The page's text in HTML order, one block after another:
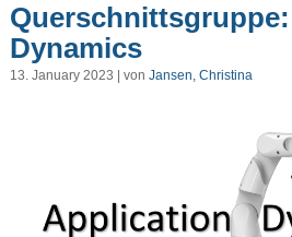
Dynamics
13. January 2023 | von Jansen, Christina